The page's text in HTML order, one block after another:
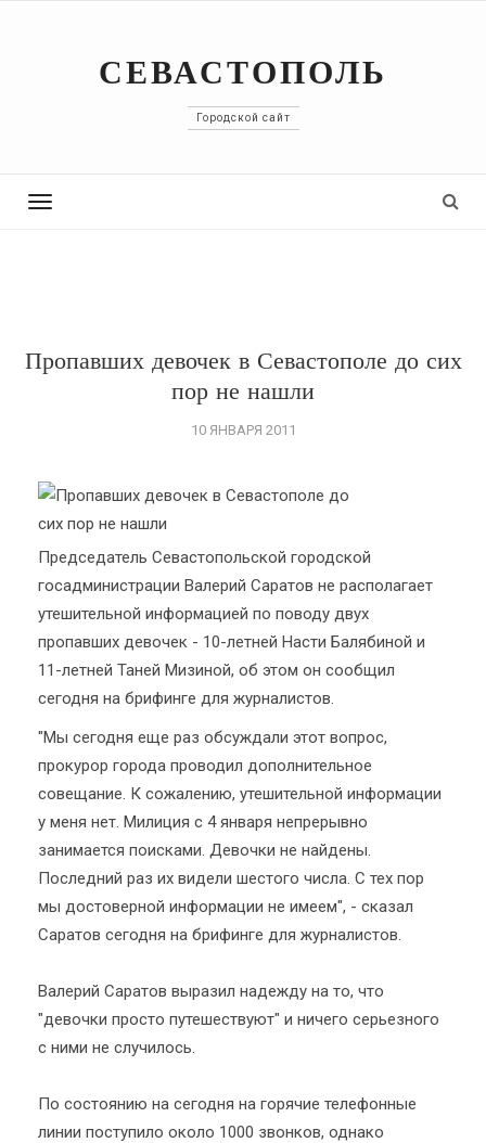
СЕВАСТОПОЛЬ
Городской сайт
Toggle
Пропавших девочек в Севастополе до сих
пор не нашли
10 ЯНВАРЯ 2011
Председатель Севастопольской городской
госадминистрации Валерий Саратов не располагает
утешительной информацией по поводу двух
пропавших девочек - 10-летней Насти Балябиной и
11-летней Таней Мизиной, об этом он сообщил
сегодня на брифинге для журналистов.
"Мы сегодня еще раз обсуждали этот вопрос,
прокурор города проводил дополнительное
совещание. К сожалению, утешительной информации
у меня нет. Милиция с 4 января непрерывно
занимается поисками. Девочки не найдены.
Последний раз их видели шестого числа. С тех пор
мы достоверной информации не имеем", - сказал
Саратов сегодня на брифинге для журналистов.
Валерий Саратов выразил надежду на то, что
"девочки просто путешествуют" и ничего серьезного
с ними не случилось.
По состоянию на сегодня на горячие телефонные
линии поступило около 1000 звонков, однако